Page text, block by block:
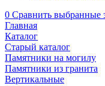
0 Сравнить выбранные
Главная
Каталог
Старый каталог
Памятники на могилу
Памятники из гранита
Вертикальные